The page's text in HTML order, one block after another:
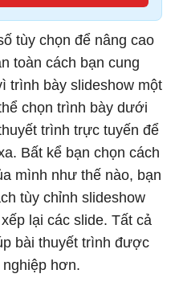
tùy chọn để nâng cao
toàn cách bạn cung
trình bày slideshow một
chọn trình bày dưới
trình trực tuyến để
Bất kể bạn chọn cách
mình như thế nào, bạn
tùy chỉnh slideshow
lại các slide. Tất cả
bài thuyết trình được
hơn.